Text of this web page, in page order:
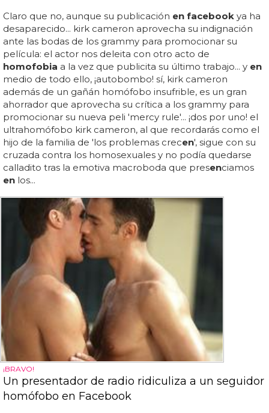
Claro que no, aunque su publicación en facebook ya ha
desaparecido... kirk cameron aprovecha su indignación
ante las bodas de los grammy para promocionar su
película: el actor nos deleita con otro acto de
homofobia a la vez que publicita su último trabajo... y en
medio de todo ello, ¡autobombo! sí, kirk cameron
además de un gañán homófobo insufrible, es un gran
ahorrador que aprovecha su crítica a los grammy para
promocionar su nueva peli 'mercy rule'... ¡dos por uno! el
ultrahomófobo kirk cameron, al que recordarás como el
hijo de la familia de 'los problemas crecen', sigue con su
cruzada contra los homosexuales y no podía quedarse
calladito tras la emotiva macroboda que presenciamos
en los...
¡BRAVO!
Un presentador de radio ridiculiza a un seguidor
homófobo en Facebook